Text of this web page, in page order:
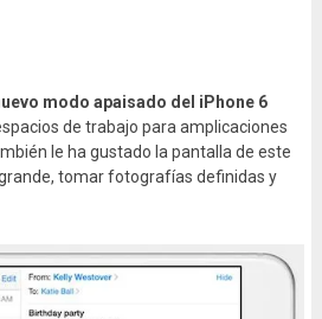
modo apaisado del iPhone 6
de trabajo para amplicaciones
le ha gustado la pantalla de este
tomar fotografías definidas y